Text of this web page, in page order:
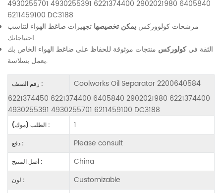
6405840 2902021980 6221374400 4930255391 4930255701
6211459100 DC3188
مرشحات كولووركس يمكن تخصيصها تجهيزات ضاغط الهواء لتناسب
احتياجاتك.
الثقة فيكولوركس منتجات موثوقة للحفاظ على ضاغط الهواء الخاص بك
يعمل بسلاسة.
رقم الصنف :
Coolworks Oil Separator 2200640584
6221374450 6221374400 6405840 2902021980 6221374400
4930255391 4930255701 6211459100 DC3188
الطلب (موك) : 1
دفع : Please consult
أصل المنتج : China
لون : Customizable